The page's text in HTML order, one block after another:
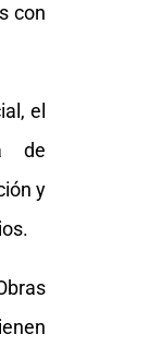
con
el
de
y